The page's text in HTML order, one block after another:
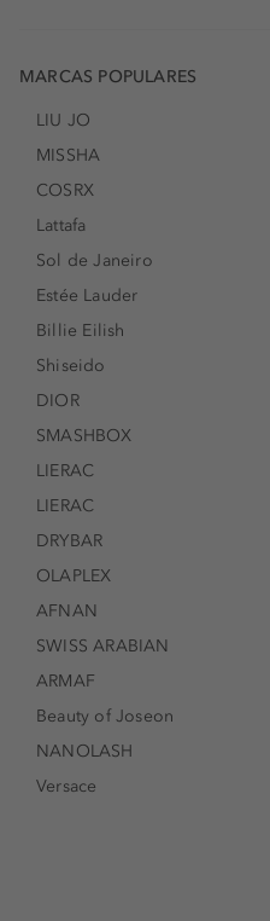
MARCAS POPULARES
LIU JO
MISSHA
COSRX
Lattafa
Sol de Janeiro
Estée Lauder
Billie Eilish
Shiseido
DIOR
SMASHBOX
LIERAC
LIERAC
DRYBAR
OLAPLEX
AFNAN
SWISS ARABIAN
ARMAF
Beauty of Joseon
NANOLASH
Versace